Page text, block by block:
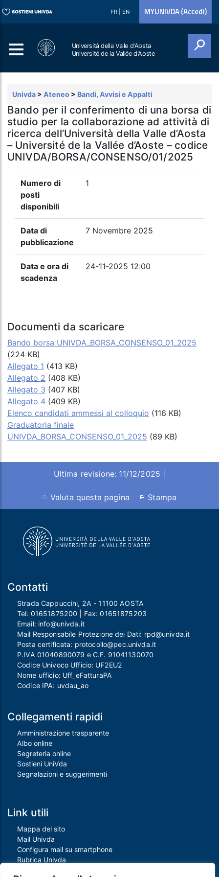
FR EN MYUNIVDA (Accedi)
Università della Valle d'Aosta
Université de la Vallée d'Aoste
Univda > Ateneo > Bandi, Avvisi e Appalti
Bando per il conferimento di una borsa di
studio per la collaborazione ad attività di
ricerca dell’Università della Valle d’Aosta
– Université de la Vallée d’Aoste – codice
UNIVDA/BORSA/CONSENSO/01/2025
Numero di
posti
disponibili
1
Data di
pubblicazione
7 Novembre 2025
Data e ora di
scadenza
24-11-2025 12:00
Documenti da scaricare
Bando borsa UNIVDA_BORSA_CONSENSO_01_2025
(224 KB)
Allegato 1 (413 KB)
Allegato 2 (408 KB)
Allegato 3 (407 KB)
Allegato 4 (409 KB)
Elenco candidati ammessi al colloquio (116 KB)
Graduatoria finale
UNIVDA_BORSA_CONSENSO_01_2025 (89 KB)
Ultima revisione: 11/12/2025 |
Valuta questa pagina Stampa
Contatti
Strada Cappuccini, 2A - 11100 AOSTA
Tel: 01651875200 | Fax:01651875203
Email: info@univda.it
Mail Responsabile Protezione dei Dati: rpd@univda.it
Posta certificata: protocollo@pec.univda.it
P.IVA 01040890079 e C.F. 91041130070
Codice Univoco Ufficio: UF2EU2
Nome ufficio: Uff_eFatturaPA
Codice IPA: uvdau_ao
Collegamenti rapidi
Amministrazione trasparente
Albo online
Segreteria online
Sostieni UniVda
Segnalazioni e suggerimenti
Link utili
Mappa del sito
Mail Univda
Configura mail su smartphone
Rubrica Univda